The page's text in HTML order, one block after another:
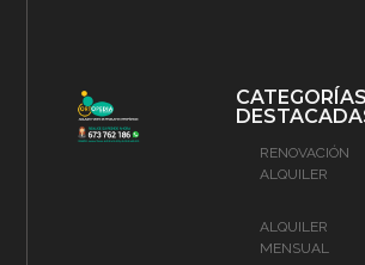
CATEGORÍAS
RENOVACIÓN
ALQUILER
ALQUILER
MENSUAL